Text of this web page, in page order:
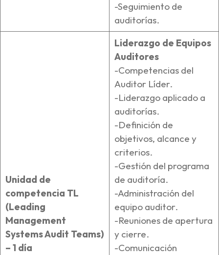
-Seguimiento de
auditorías.
Unidad de
competencia TL
(Leading
Management
Systems Audit Teams)
– 1 día
Liderazgo de Equipos
Auditores
-Competencias del
Auditor Líder.
-Liderazgo aplicado a
auditorías.
-Definición de
objetivos, alcance y
criterios.
-Gestión del programa
de auditoría.
-Administración del
equipo auditor.
-Reuniones de apertura
y cierre.
-Comunicación